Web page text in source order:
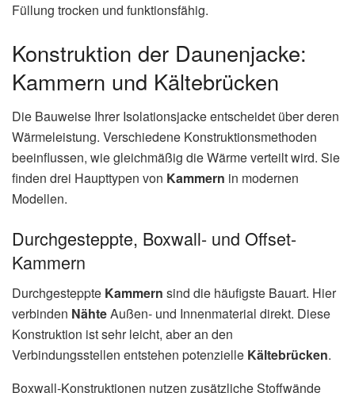
Füllung trocken und funktionsfähig.
Konstruktion der Daunenjacke:
Kammern und Kältebrücken
Die Bauweise Ihrer Isolationsjacke entscheidet über deren
Wärmeleistung. Verschiedene Konstruktionsmethoden
beeinflussen, wie gleichmäßig die Wärme verteilt wird. Sie
finden drei Haupttypen von Kammern in modernen
Modellen.
Durchgesteppte, Boxwall- und Offset-
Kammern
Durchgesteppte Kammern sind die häufigste Bauart. Hier
verbinden NähteAußen- und Innenmaterial direkt. Diese
Konstruktion ist sehr leicht, aber an den
Verbindungsstellen entstehen potenzielle Kältebrücken.
Boxwall-Konstruktionen nutzen zusätzliche Stoffwände